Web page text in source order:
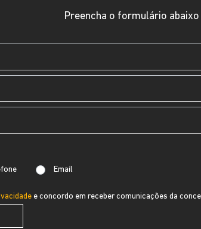
Preencha o formulário
Email
e concordo em receber comunicações da